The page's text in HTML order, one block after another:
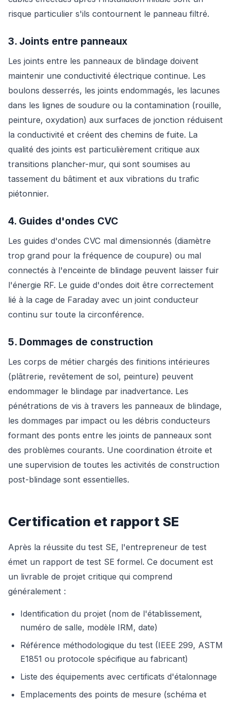
risque particulier s'ils contournent le panneau filtré.
3. Joints entre panneaux
Les joints entre les panneaux de blindage doivent
maintenir une conductivité électrique continue. Les
boulons desserrés, les joints endommagés, les lacunes
dans les lignes de soudure ou la contamination (rouille,
peinture, oxydation) aux surfaces de jonction réduisent
la conductivité et créent des chemins de fuite. La
qualité des joints est particulièrement critique aux
transitions plancher-mur, qui sont soumises au
tassement du bâtiment et aux vibrations du trafic
piétonnier.
4. Guides d'ondes CVC
Les guides d'ondes CVC mal dimensionnés (diamètre
trop grand pour la fréquence de coupure) ou mal
connectés à l'enceinte de blindage peuvent laisser fuir
l'énergie RF. Le guide d'ondes doit être correctement
lié à la cage de Faraday avec un joint conducteur
continu sur toute la circonférence.
5. Dommages de construction
Les corps de métier chargés des finitions intérieures
(plâtrerie, revêtement de sol, peinture) peuvent
endommager le blindage par inadvertance. Les
pénétrations de vis à travers les panneaux de blindage,
les dommages par impact ou les débris conducteurs
formant des ponts entre les joints de panneaux sont
des problèmes courants. Une coordination étroite et
une supervision de toutes les activités de construction
post-blindage sont essentielles.
Certification et rapport SE
Après la réussite du test SE, l'entrepreneur de test
émet un rapport de test SE formel. Ce document est
un livrable de projet critique qui comprend
généralement :
Identification du projet (nom de l'établissement,
numéro de salle, modèle IRM, date)
Référence méthodologique du test (IEEE 299, ASTM
E1851 ou protocole spécifique au fabricant)
Liste des équipements avec certificats d'étalonnage
Emplacements des points de mesure (schéma et